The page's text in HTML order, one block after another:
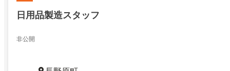
日用品製造スタッフ
非公開